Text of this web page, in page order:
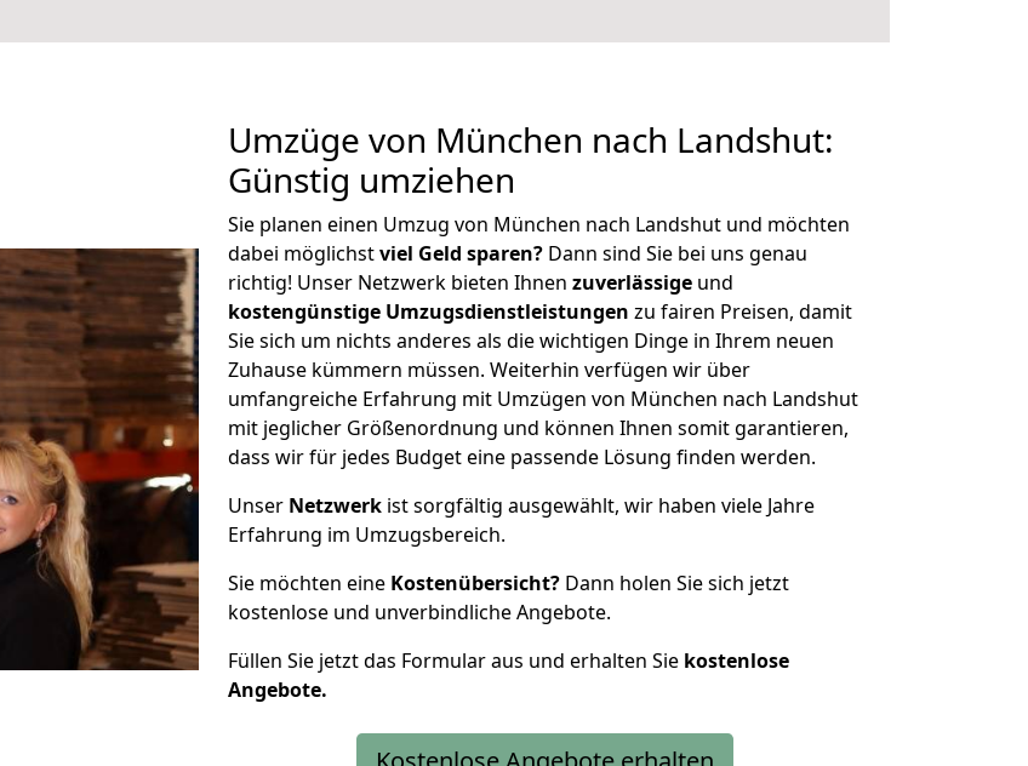
Umzüge von München nach Landshut:
Günstig umziehen
Sie planen einen Umzug von München nach Landshut und möchten
dabei möglichstviel Geld sparen? Dann sind Sie bei uns genau
richtig! Unser Netzwerk bieten Ihnen zuverlässige und
kostengünstige Umzugsdienstleistungen zu fairen Preisen, damit
Sie sich um nichts anderes als die wichtigen Dinge in Ihrem neuen
Zuhause kümmern müssen. Weiterhin verfügen wir über
umfangreiche Erfahrung mit Umzügen von München nach Landshut
mit jeglicher Größenordnung und können Ihnen somit garantieren,
dass wir für jedes Budget eine passende Lösung finden werden.
Unser Netzwerk ist sorgfältig ausgewählt, wir haben viele Jahre
Erfahrung im Umzugsbereich.
Sie möchten eine Kostenübersicht? Dann holen Sie sich jetzt
kostenlose und unverbindliche Angebote.
Füllen Sie jetzt das Formular aus und erhalten Sie kostenlose
Angebote.